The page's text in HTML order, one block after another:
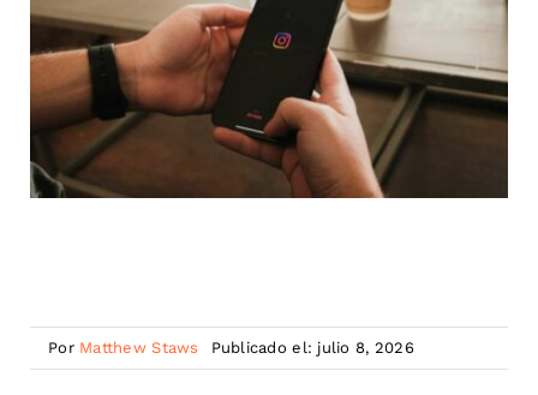
Por Matthew Staws Publicado el: julio 8, 2026